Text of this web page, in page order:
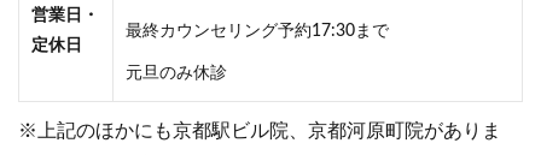
営業日・
定休日
最終カウンセリング予約17:30まで
元旦のみ休診
※上記のほかにも京都駅ビル院、京都河原町院がありま